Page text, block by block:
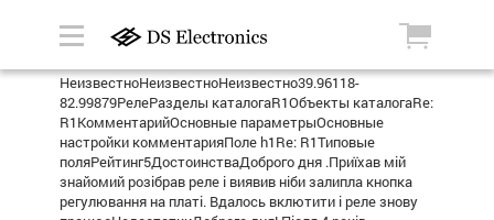
НеизвестноНеизвестноНеизвестно39.96118-
82.99879РелеРазделы каталогаR1Объекты каталогаRe:
R1КомментарийОсновные параметрыОсновные
настройки комментарияПоле h1Re: R1Типовые
поляРейтинг5ДостоинстваДоброго дня .Приїхав мій
знайомий розібрав реле і виявив ніби залипла кнопка
регулювання на платі. Вдалось вклютити і реле знову